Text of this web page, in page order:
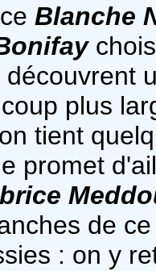
Blanche
découvrent
plus
tient
promet
de
: on y